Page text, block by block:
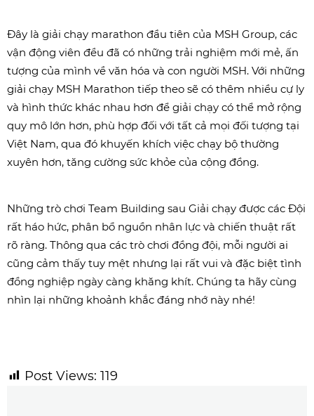
Đây là giải chạy marathon đầu tiên của MSH Group, các
vận động viên đều đã có những trải nghiệm mới mẻ, ấn
tượng của mình về văn hóa và con người MSH. Với những
giải chạy MSH Marathon tiếp theo sẽ có thêm nhiều cự ly
và hình thức khác nhau hơn để giải chạy có thể mở rộng
quy mô lớn hơn, phù hợp đối với tất cả mọi đối tượng tại
Việt Nam, qua đó khuyến khích việc chạy bộ thường
xuyên hơn, tăng cường sức khỏe của cộng đồng.
Những trò chơi Team Building sau Giải chạy được các Đội
rất háo hức, phân bổ nguồn nhân lực và chiến thuật rất
rõ ràng. Thông qua các trò chơi đồng đội, mỗi người ai
cũng cảm thấy tuy mệt nhưng lại rất vui và đặc biệt tình
đồng nghiệp ngày càng khăng khít. Chúng ta hãy cùng
nhìn lại những khoảnh khắc đáng nhớ này nhé!
Post Views: 119